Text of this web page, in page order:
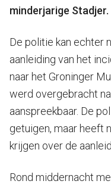
minderjarige
De politie kan echter
aanleiding van het
naar het Groninger
werd overgebracht
aanspreekbaar. De
getuigen, maar heeft
krijgen over de
Rond middernacht